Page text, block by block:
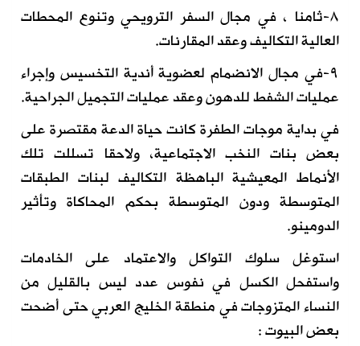
٨-ثامنا ، في مجال السفر الترويحي وتنوع المحطات
العالية التكاليف وعقد المقارنات.
٩-في مجال الانضمام لعضوية أندية التخسيس وإجراء
عمليات الشفط للدهون وعقد عمليات التجميل الجراحية.
في بداية موجات الطفرة كانت حياة الدعة مقتصرة على
بعض بنات النخب الاجتماعية، ولاحقا تسللت تلك
الأنماط المعيشية الباهظة التكاليف لبنات الطبقات
المتوسطة ودون المتوسطة بحكم المحاكاة وتأثير
الدومينو.
استوغل سلوك التواكل والاعتماد على الخادمات
واستفحل الكسل في نفوس عدد ليس بالقليل من
النساء المتزوجات في منطقة الخليج العربي حتى أضحت
بعض البيوت :